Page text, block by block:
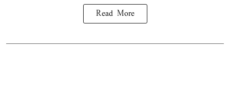
Read More